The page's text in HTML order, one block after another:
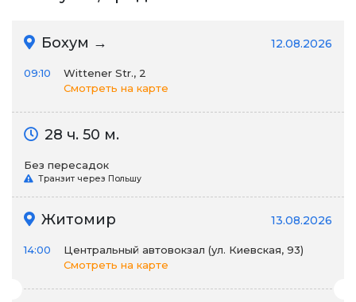
Бохум → 12.08.2026
09:10
Wittener Str., 2
Смотреть на карте
28 ч. 50 м.
Без пересадок
Транзит через Польшу
Житомир 13.08.2026
14:00
Центральный автовокзал (ул. Киевская, 93)
Смотреть на карте